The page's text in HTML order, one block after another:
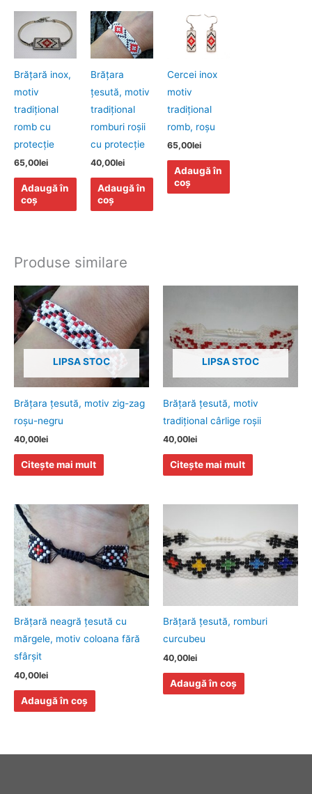
Brăţară inox,
motiv
tradiţional
romb cu
protecţie
65,00lei
Adaugă în
coș
Brăţara
ţesută, motiv
tradiţional
romburi roşii
cu protecţie
40,00lei
Adaugă în
coș
Cercei inox
motiv
tradiţional
romb, roşu
65,00lei
Adaugă în
coș
Produse similare
LIPSA STOC
Brăţara ţesută, motiv zig-zag
roşu-negru
40,00lei
Citește mai mult
LIPSA STOC
Brăţară ţesută, motiv
tradiţional cârlige roşii
40,00lei
Citește mai mult
Brăţară neagră ţesută cu
mărgele, motiv coloana fără
sfârşit
40,00lei
Adaugă în coș
Brăţară ţesută, romburi
curcubeu
40,00lei
Adaugă în coș